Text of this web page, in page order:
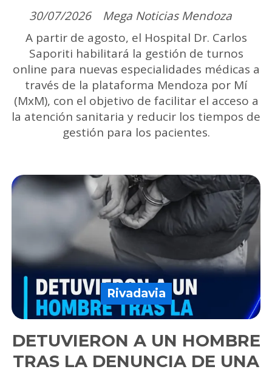
Mega Noticias Mendoza
30/07/2026
A partir de agosto, el Hospital Dr. Carlos
Saporiti habilitará la gestión de turnos
online para nuevas especialidades médicas a
través de la plataforma Mendoza por Mí
(MxM), con el objetivo de facilitar el acceso a
la atención sanitaria y reducir los tiempos de
gestión para los pacientes.
DETUVIERON A UN HOMBRE
TRAS LA DENUNCIA DE UNA
Rivadavia